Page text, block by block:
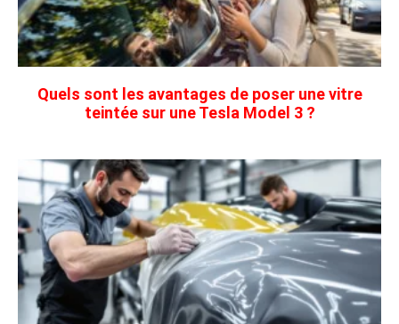
Quels sont les avantages de poser une vitre
teintée sur une Tesla Model 3 ?